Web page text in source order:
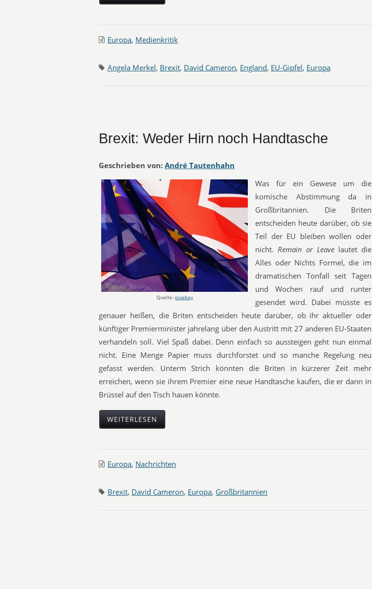
Europa, Medienkritik
Angela Merkel, Brexit, David Cameron, England, EU-Gipfel, Europa
Brexit: Weder Hirn noch Handtasche
Geschrieben von: André Tautenhahn
Quelle: pixabay
Was für ein Gewese um die
komische Abstimmung da in
Großbritannien. Die Briten
entscheiden heute darüber, ob sie
Teil der EU bleiben wollen oder
nicht. Remain or Leave lautet die
Alles oder Nichts Formel, die im
dramatischen Tonfall seit Tagen
und Wochen rauf und runter
gesendet wird. Dabei müsste es
genauer heißen, die Briten entscheiden heute darüber, ob ihr aktueller oder
künftiger Premierminister jahrelang über den Austritt mit 27 anderen EU-Staaten
verhandeln soll. Viel Spaß dabei. Denn einfach so aussteigen geht nun einmal
nicht. Eine Menge Papier muss durchforstet und so manche Regelung neu
gefasst werden. Unterm Strich könnten die Briten in kürzerer Zeit mehr
erreichen, wenn sie ihrem Premier eine neue Handtasche kaufen, die er dann in
Brüssel auf den Tisch hauen könnte.
WEITERLESEN
Europa, Nachrichten
Brexit, David Cameron, Europa, Großbritannien